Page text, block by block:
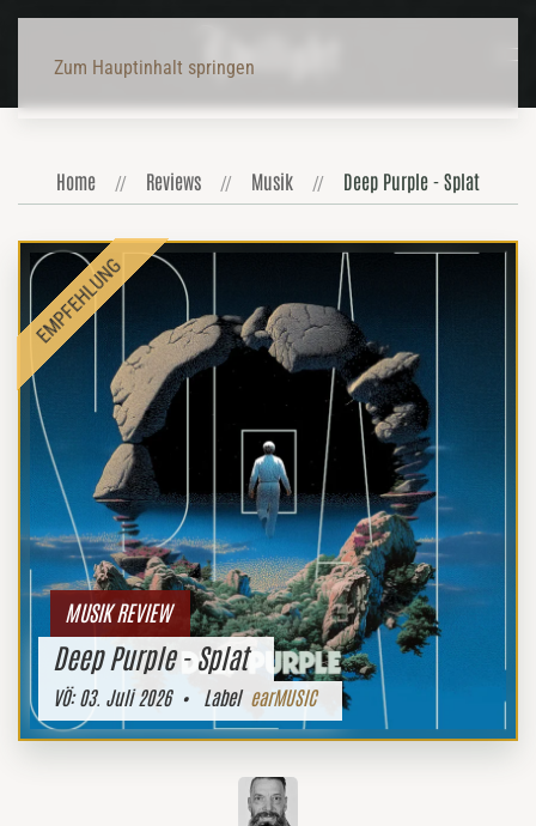
Zum Hauptinhalt springen
Home Reviews Musik Deep Purple - Splat
MUSIK REVIEW
Deep Purple - Splat
VÖ:03. Juli 2026• Label earMUSIC